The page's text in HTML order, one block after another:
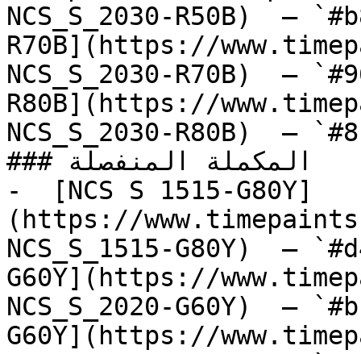
NCS_S_2030-R50B)  —
R70B](https://
NCS_S_2030-R70B)  —
R80B](https://
NCS_S_2030-R80B)  —
### المكملة المنفصلة
-  [NCS S 1515-G80Y]
(https://
NCS_S_1515-G80Y)  —
G60Y](https://
NCS_S_2020-G60Y)  —
G60Y](https://